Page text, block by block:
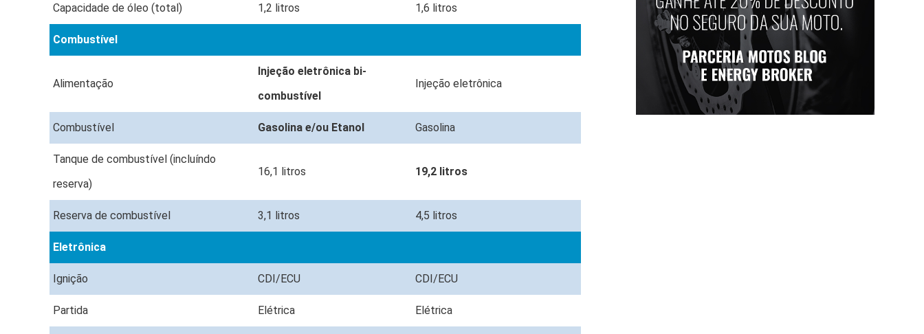
Capacidade de óleo (total) 1,2 litros 1,6 litros
Combustível
Alimentação
Injeção eletrônica bi-
combustível
Injeção eletrônica
Combustível Gasolina e/ou Etanol Gasolina
Tanque de combustível (incluíndo
reserva)
16,1 litros 19,2 litros
Reserva de combustível 3,1 litros 4,5 litros
Eletrônica
Ignição CDI/ECU CDI/ECU
Partida Elétrica Elétrica